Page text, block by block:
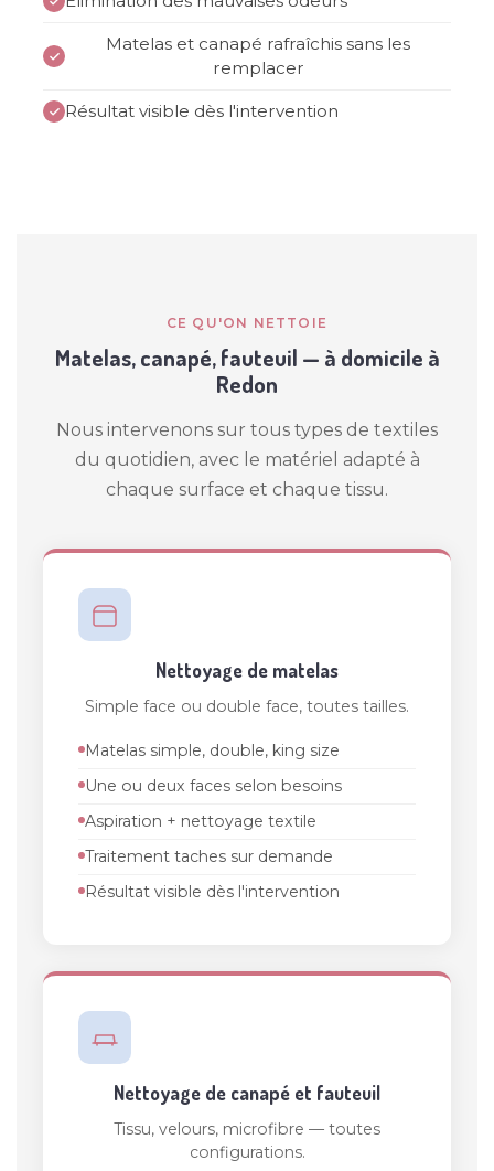
Matelas et canapé rafraîchis sans les
remplacer
Résultat visible dès l'intervention
CE QU'ON NETTOIE
Matelas, canapé, fauteuil — à domicile à
Redon
Nous intervenons sur tous types de textiles
du quotidien, avec le matériel adapté à
chaque surface et chaque tissu.
Nettoyage de matelas
Simple face ou double face, toutes tailles.
Matelas simple, double, king size
Une ou deux faces selon besoins
Aspiration + nettoyage textile
Traitement taches sur demande
Résultat visible dès l'intervention
Nettoyage de canapé et fauteuil
Tissu, velours, microfibre — toutes
configurations.